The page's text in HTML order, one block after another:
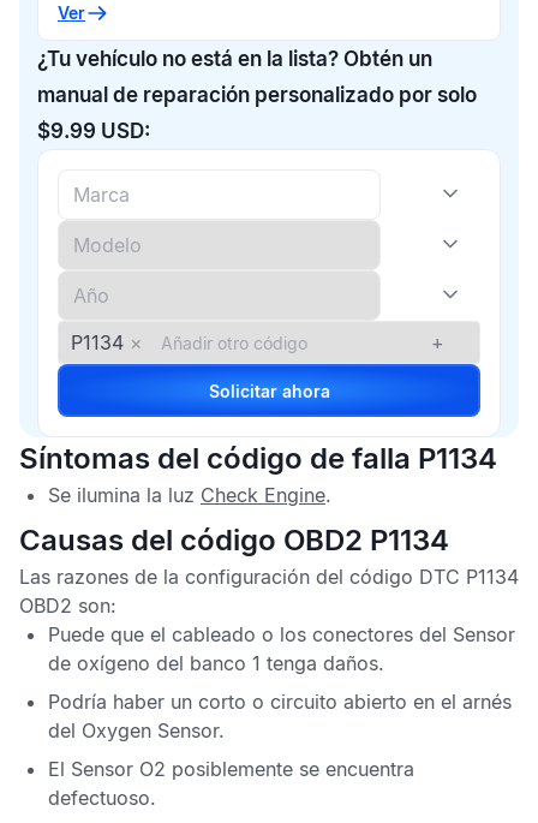
Ver
¿Tu vehículo no está en la lista? Obtén un
manual de reparación personalizado por solo
$9.99 USD:
P1134 × +
Solicitar ahora
Síntomas del código de falla P1134
Se ilumina la luz Check Engine.
Causas del código OBD2 P1134
Las razones de la configuración del código DTC P1134
OBD2 son:
Puede que el cableado o los conectores del Sensor
de oxígeno del banco 1 tenga daños.
Podría haber un corto o circuito abierto en el arnés
del Oxygen Sensor.
El Sensor O2 posiblemente se encuentra
defectuoso.